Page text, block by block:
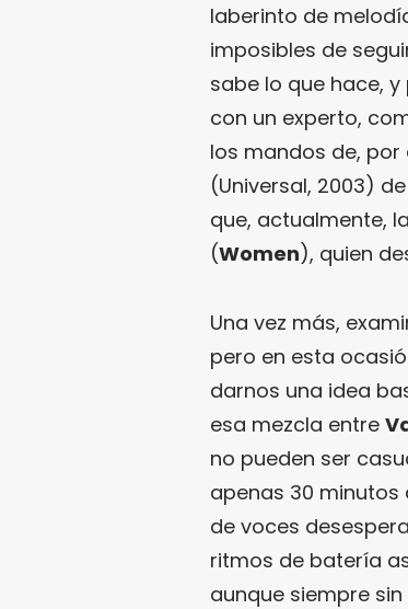
laberinto de
imposibles de
sabe lo que hace,
con un experto,
los mandos de, por
(Universal, 2003)
que, actualmente, la
(Women), quien
Una vez más,
pero en esta
darnos una idea
esa mezcla entre
no pueden ser
apenas 30
de voces
ritmos de batería
aunque siempre